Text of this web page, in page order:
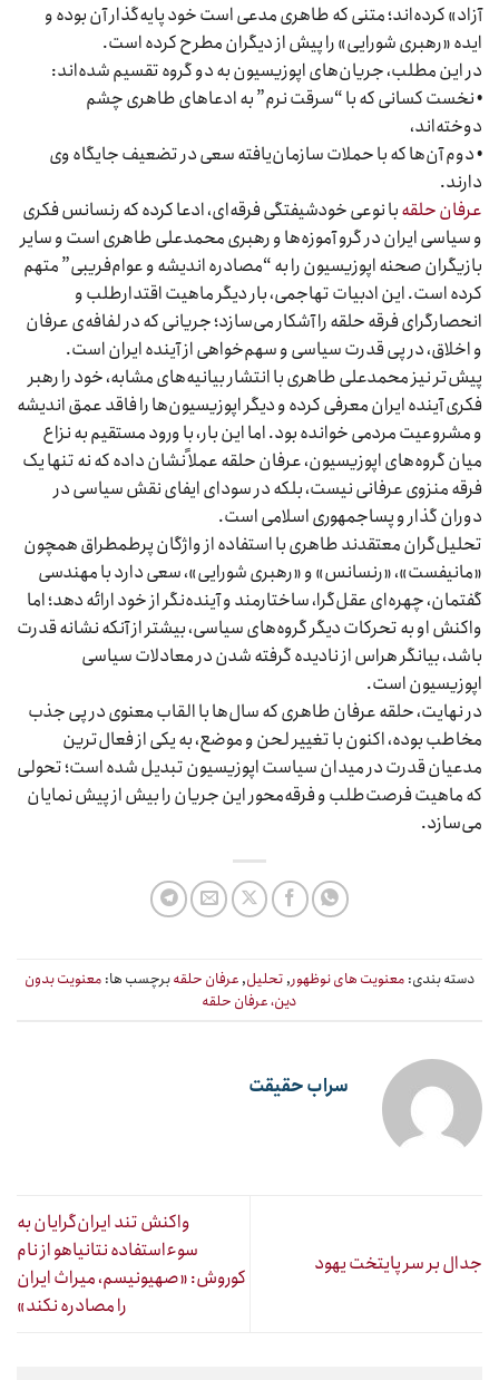
آزاد» کرده‌اند؛ متنی که طاهری مدعی است خود پایه‌گذار آن بوده و
ایده «رهبری شورایی» را پیش از دیگران مطرح کرده است.
در این مطلب، جریان‌های اپوزیسیون به دو گروه تقسیم شده‌اند:
• نخست کسانی که با “سرقت نرم” به ادعاهای طاهری چشم
دوخته‌اند،
• دوم آن‌ها که با حملات سازمان‌یافته سعی در تضعیف جایگاه وی
دارند.
عرفان حلقهبا نوعی خود‌شیفتگی فرقه‌ای، ادعا کرده که رنسانس فکری
و سیاسی ایران در گرو آموزه‌ها و رهبری محمدعلی طاهری است و سایر
بازیگران صحنه اپوزیسیون را به “مصادره اندیشه و عوام‌فریبی” متهم
کرده است. این ادبیات تهاجمی، بار دیگر ماهیت اقتدارطلب و
انحصارگرای فرقه حلقه را آشکار می‌سازد؛ جریانی که در لفافه‌ی عرفان
و اخلاق، در پی قدرت سیاسی و سهم‌خواهی از آینده ایران است.
پیش‌تر نیز محمدعلی طاهری با انتشار بیانیه‌های مشابه، خود را رهبر
فکری آینده ایران معرفی کرده و دیگر اپوزیسیون‌ها را فاقد عمق اندیشه
و مشروعیت مردمی خوانده بود. اما این بار، با ورود مستقیم به نزاع
میان گروه‌های اپوزیسیون، عرفان حلقه عملاً نشان داده که نه تنها یک
فرقه منزوی عرفانی نیست، بلکه در سودای ایفای نقش سیاسی در
دوران گذار و پساجمهوری اسلامی است.
تحلیل‌گران معتقدند طاهری با استفاده از واژگان پرطمطراق همچون
«مانیفست»، «رنسانس» و «رهبری شورایی»، سعی دارد با مهندسی
گفتمان، چهره‌ای عقل‌گرا، ساختارمند و آینده‌نگر از خود ارائه دهد؛ اما
واکنش او به تحرکات دیگر گروه‌های سیاسی، بیشتر از آنکه نشانه قدرت
باشد، بیانگر هراس از نادیده گرفته شدن در معادلات سیاسی
اپوزیسیون است.
در نهایت، حلقه عرفان طاهری که سال‌ها با القاب معنوی در پی جذب
مخاطب بوده، اکنون با تغییر لحن و موضع، به یکی از فعال‌ترین
مدعیان قدرت در میدان سیاست اپوزیسیون تبدیل شده است؛ تحولی
که ماهیت فرصت‌طلب و فرقه‌محور این جریان را بیش از پیش نمایان
می‌سازد.
دسته بندی: معنویت های نوظهور, تحلیل, عرفان حلقهبرچسب ها: معنویت بدون
دین، عرفان حلقه
سراب حقیقت
جدال بر سر پایتخت یهود
واکنش تند ایران‌گرایان به
سوءاستفاده نتانیاهو از نام
کوروش: «صهیونیسم، میراث ایران
را مصادره نکند»